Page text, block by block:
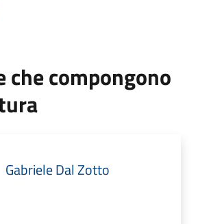
che compongono
Gabriele Dal Zotto